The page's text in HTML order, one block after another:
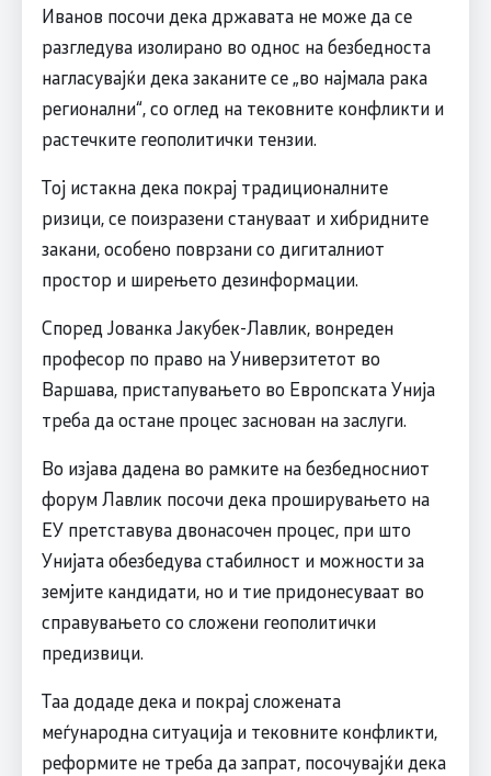
Иванов посочи дека државата не може да се
разгледува изолирано во однос на безбедноста
нагласувајќи дека заканите се „во најмала рака
регионални“, со оглед на тековните конфликти и
растечките геополитички тензии.
Тој истакна дека покрај традиционалните
ризици, се поизразени стануваат и хибридните
закани, особено поврзани со дигиталниот
простор и ширењето дезинформации.
Според Јованка Јакубек-Лавлик, вонреден
професор по право на Универзитетот во
Варшава, пристапувањето во Европската Унија
треба да остане процес заснован на заслуги.
Во изјава дадена во рамките на безбедносниот
форум Лавлик посочи дека проширувањето на
ЕУ претставува двонасочен процес, при што
Унијата обезбедува стабилност и можности за
земјите кандидати, но и тие придонесуваат во
справувањето со сложени геополитички
предизвици.
Таа додаде дека и покрај сложената
меѓународна ситуација и тековните конфликти,
реформите не треба да запрат, посочувајќи дека